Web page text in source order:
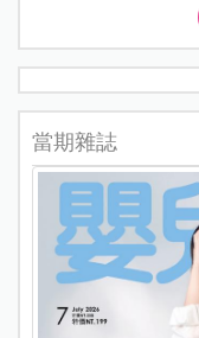
當期雜誌